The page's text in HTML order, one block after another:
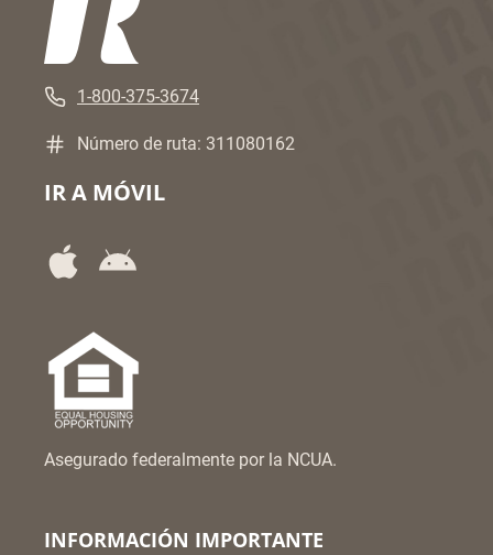
1-800-375-3674
Número de ruta: 311080162
IR A MÓVIL
Asegurado federalmente por la NCUA.
INFORMACIÓN IMPORTANTE